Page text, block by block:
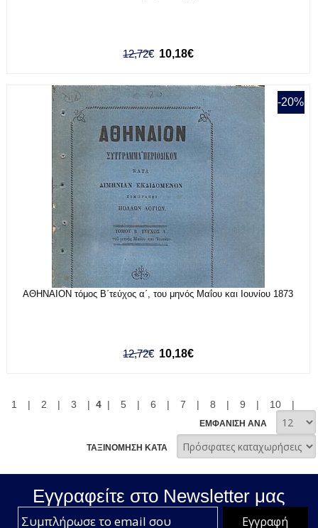
12,72€ 10,18€
-20%
ΑΘΗΝΑΙΟΝ τόμος Β΄τεύχος α΄, του μηνός Μαΐου και Ιουνίου 1873
12,72€ 10,18€
1 | 2 | 3 | 4| 5 | 6 | 7 | 8 | 9 | 10 |
ΕΜΦΑΝΙΣΗ ΑΝΑ
ΤΑΞΙΝΟΜΗΣΗ ΚΑΤΑ
Εγγραφείτε στο Νewsletter μας